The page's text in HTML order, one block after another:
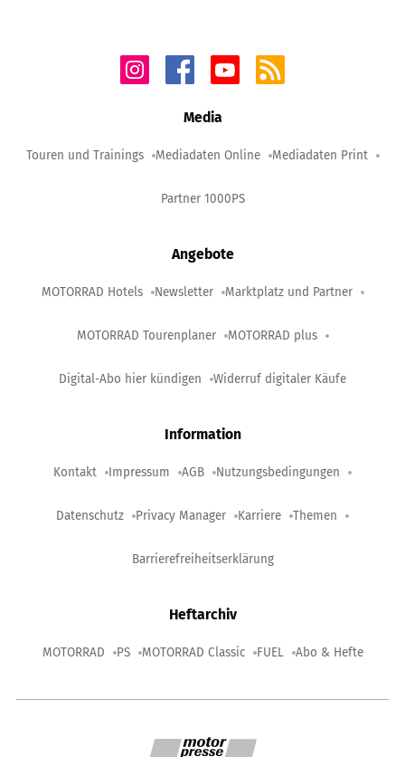
Media
Touren und Trainings Mediadaten Online Mediadaten Print
Partner 1000PS
Angebote
MOTORRAD Hotels Newsletter Marktplatz und Partner
MOTORRAD Tourenplaner MOTORRAD plus
Digital-Abo hier kündigen Widerruf digitaler Käufe
Information
Kontakt Impressum AGB Nutzungsbedingungen
Datenschutz Privacy Manager Karriere Themen
Barrierefreiheitserklärung
Heftarchiv
MOTORRAD PS MOTORRAD Classic FUEL Abo & Hefte